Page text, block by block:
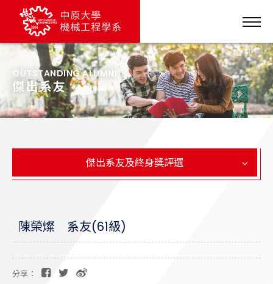
OUTSTANDING ALUMNI
傑出系友
傑出系友及終身獎評選
陳榮燦 系友(61級)
分享：